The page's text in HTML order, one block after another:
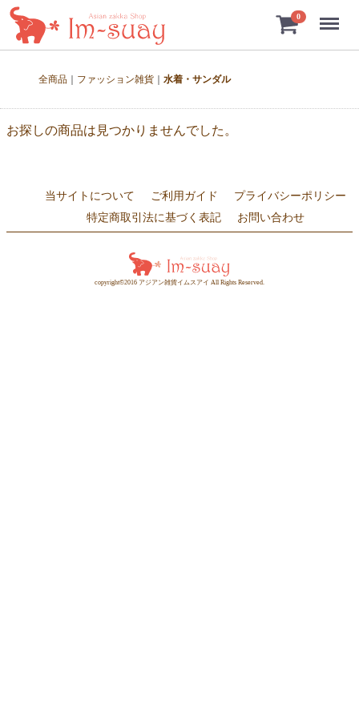
0 Menu
全商品 ファッション雑貨 水着・サンダル
お探しの商品は見つかりませんでした。
当サイトについて ご利用ガイド
プライバシーポリシー
特定商取引法に基づく表記
お問い合わせ
copyright©2016 アジアン雑貨イムスアイ All Rights Reserved.